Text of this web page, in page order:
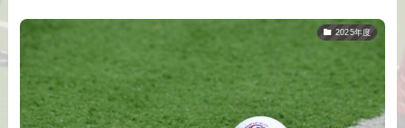
2025年度